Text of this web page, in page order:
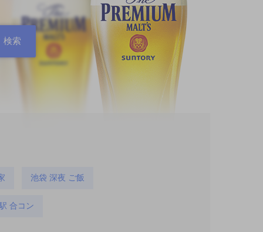
池袋 深夜 ご飯
合コン